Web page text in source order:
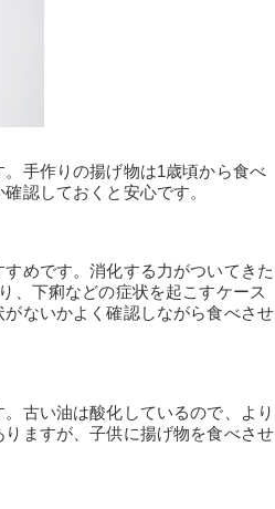
手作りの揚げ物は1歳頃から食べ
認しておくと安心です。
めです。消化する力がついてきた
、下痢などの症状を起こすケース
ないかよく確認しながら食べさせ
古い油は酸化しているので、より
ますが、子供に揚げ物を食べさせ